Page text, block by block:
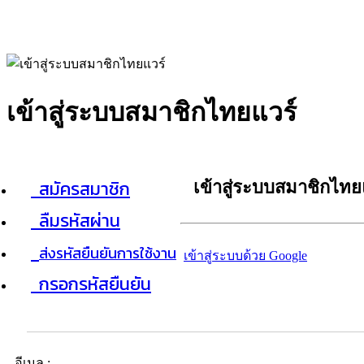
เข้าสู่ระบบสมาชิกไทยแวร์
สมัครสมาชิก
ลืมรหัสผ่าน
ส่งรหัสยืนยันการใช้งาน
กรอกรหัสยืนยัน
เข้าสู่ระบบสมาชิกไท
เข้าสู่ระบบด้วย Google